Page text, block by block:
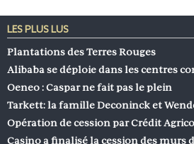
LES PLUS LUS
Plantations des Terres Rouges
Alibaba se déploie dans les centres
Oeneo : Caspar ne fait pas le plein
Tarkett: la famille Deconinck et
Opération de cession par Crédit
Casino a finalisé la cession des murs